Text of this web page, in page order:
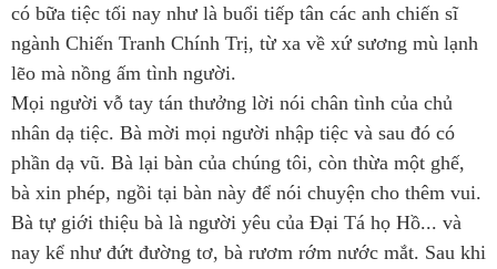
có bữa tiệc tối nay như là buổi tiếp tân các anh chiến sĩ
ngành Chiến Tranh Chính Trị, từ xa về xứ sương mù lạnh
lẽo mà nồng ấm tình người.
Mọi người vỗ tay tán thưởng lời nói chân tình của chủ
nhân dạ tiệc. Bà mời mọi người nhập tiệc và sau đó có
phần dạ vũ. Bà lại bàn của chúng tôi, còn thừa một ghế,
bà xin phép, ngồi tại bàn này để nói chuyện cho thêm vui.
Bà tự giới thiệu bà là người yêu của Đại Tá họ Hồ... và
nay kể như đứt đường tơ, bà rươm rớm nước mắt. Sau khi